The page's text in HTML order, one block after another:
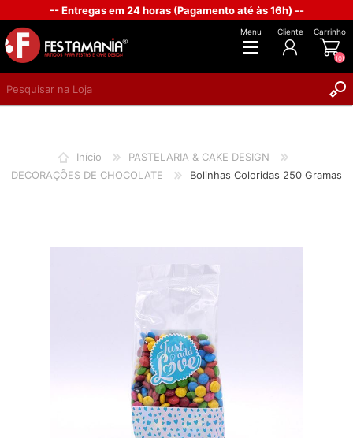
-- Entregas em 24 horas (Pagamento até às 16h) --
Menu Cliente Carrinho
(0)
Início
PASTELARIA & CAKE DESIGN
DECORAÇÕES DE CHOCOLATE
Bolinhas Coloridas 250 Gramas